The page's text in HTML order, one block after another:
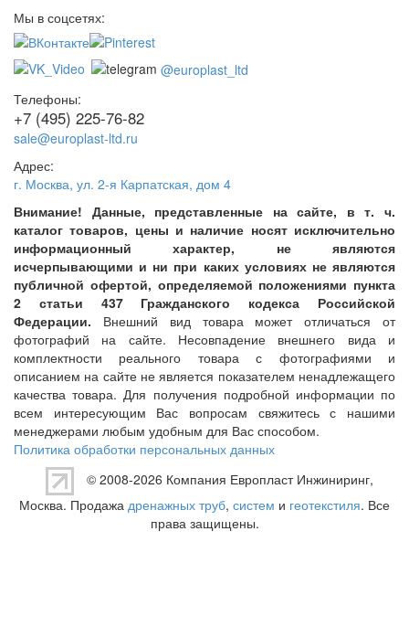
Мы в соцсетях:
@europlast_ltd
Телефоны:
+7 (495) 225-76-82
sale@europlast-ltd.ru
Адрес:
г. Москва, ул. 2-я Карпатская, дом 4
Внимание! Данные, представленные на сайте, в т. ч.
каталог товаров, цены и наличие носят исключительно
информационный характер, не являются
исчерпывающими и ни при каких условиях не являются
публичной офертой, определяемой положениями пункта
2 статьи 437 Гражданского кодекса Российской
Федерации. Внешний вид товара может отличаться от
фотографий на сайте. Несовпадение внешнего вида и
комплектности реального товара с фотографиями и
описанием на сайте не является показателем ненадлежащего
качества товара. Для получения подробной информации по
всем интересующим Вас вопросам свяжитесь с нашими
менеджерами любым удобным для Вас способом.
Политика обработки персональных данных
© 2008-2026 Компания Европласт Инжиниринг,
Москва. Продажа дренажных труб, систем и геотекстиля. Все
права защищены.